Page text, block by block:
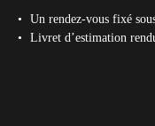
Un rendez-vous fixé
Livret d’estimation